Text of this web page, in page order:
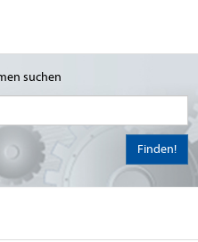
suchen
Finden!